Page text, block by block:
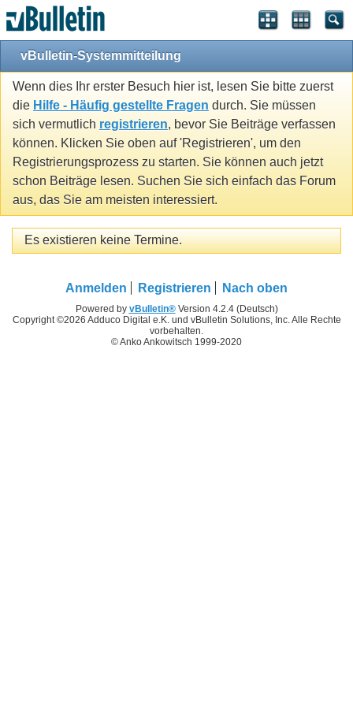
vBulletin-Systemmitteilung
Wenn dies Ihr erster Besuch hier ist, lesen Sie bitte zuerst
die Hilfe - Häufig gestellte Fragen durch. Sie müssen
sich vermutlich registrieren, bevor Sie Beiträge verfassen
können. Klicken Sie oben auf 'Registrieren', um den
Registrierungsprozess zu starten. Sie können auch jetzt
schon Beiträge lesen. Suchen Sie sich einfach das Forum
aus, das Sie am meisten interessiert.
Es existieren keine Termine.
Anmelden Registrieren Nach oben
Powered by vBulletin®Version 4.2.4 (Deutsch)
Copyright ©2026 Adduco Digital e.K. und vBulletin Solutions, Inc. Alle Rechte
vorbehalten.
© Anko Ankowitsch 1999-2020